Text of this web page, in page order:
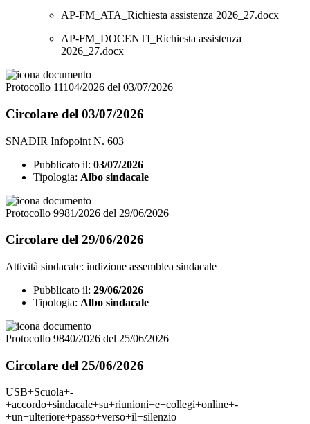
AP-FM_ATA_Richiesta assistenza 2026_27.docx
AP-FM_DOCENTI_Richiesta assistenza
2026_27.docx
Protocollo 11104/2026 del 03/07/2026
Circolare del 03/07/2026
SNADIR Infopoint N. 603
Pubblicato il: 03/07/2026
Tipologia: Albo sindacale
Protocollo 9981/2026 del 29/06/2026
Circolare del 29/06/2026
Attività sindacale: indizione assemblea sindacale
Pubblicato il: 29/06/2026
Tipologia: Albo sindacale
Protocollo 9840/2026 del 25/06/2026
Circolare del 25/06/2026
USB+Scuola+-
+accordo+sindacale+su+riunioni+e+collegi+online+-
+un+ulteriore+passo+verso+il+silenzio